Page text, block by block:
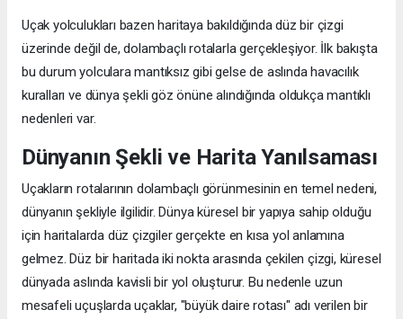
Uçak yolculukları bazen haritaya bakıldığında düz bir çizgi
üzerinde değil de, dolambaçlı rotalarla gerçekleşiyor. İlk bakışta
bu durum yolculara mantıksız gibi gelse de aslında havacılık
kuralları ve dünya şekli göz önüne alındığında oldukça mantıklı
nedenleri var.
Dünyanın Şekli ve Harita Yanılsaması
Uçakların rotalarının dolambaçlı görünmesinin en temel nedeni,
dünyanın şekliyle ilgilidir. Dünya küresel bir yapıya sahip olduğu
için haritalarda düz çizgiler gerçekte en kısa yol anlamına
gelmez. Düz bir haritada iki nokta arasında çekilen çizgi, küresel
dünyada aslında kavisli bir yol oluşturur. Bu nedenle uzun
mesafeli uçuşlarda uçaklar, "büyük daire rotası" adı verilen bir